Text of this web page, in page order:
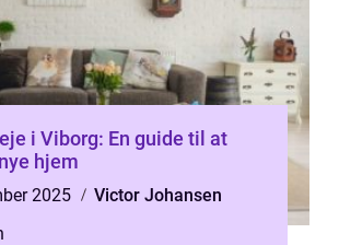
i Viborg: En guide til at
hjem
2025
Victor Johansen